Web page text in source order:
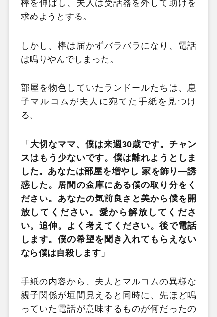
棒を伸ばし、夫人は受話器を外して助けを
求めようとする。
しかし、棒は届かずバラバラになり、電話
は鳴りやんでしまった。
部屋を物色していたランドールたちは、息
子マルコムが夫人に宛てた手紙を見つけ
る。
「 大切なママ、僕は来週30歳です。チャン
スはもう少ないです。僕は離れようとしま
した。あなたは部屋を増やし 家を飾り―誘
惑した。居間の金庫にある僕の取り分をく
ださい。あなたの気前良さと美から僕を開
放してください。愛から解放してくださ
い。追伸。よく考えてください。後で電話
します。僕の希望を聞き入れてもらえない
なら僕は自殺します 」
手紙の内容から、夫人とマルコムの異様な
親子関係が垣間見えると同時に、先ほど鳴
っていた電話が意味するものが何だったの